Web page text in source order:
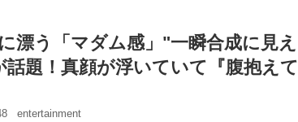
漂う「マダム感」"一瞬合成に見え
話題！真顔が浮いていて『腹抱えて
entertainment